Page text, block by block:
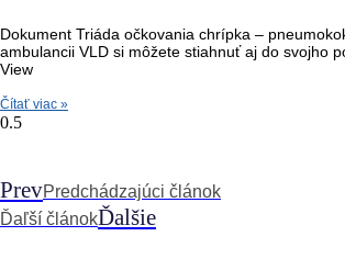
Dokument Triáda očkovania chrípka –
ambulancii VLD si môžete stiahnuť aj do svojho
View
Čítať viac »
PrevPredchádzajúci článok
Ďaľší článokĎalšie